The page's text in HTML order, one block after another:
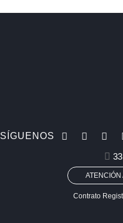
SÍGUENOS
ATENCIÓN
Contrato